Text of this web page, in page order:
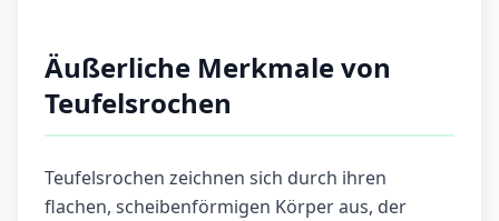
Äußerliche Merkmale von
Teufelsrochen
Teufelsrochen zeichnen sich durch ihren
flachen, scheibenförmigen Körper aus, der